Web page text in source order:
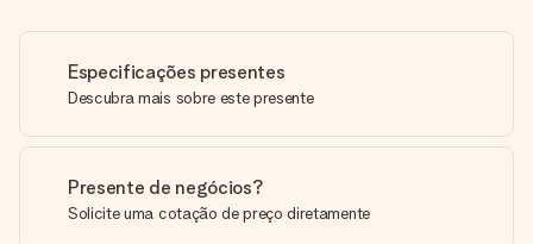
Especificações presentes
Descubra mais sobre este presente
Presente de negócios?
Solicite uma cotação de preço diretamente